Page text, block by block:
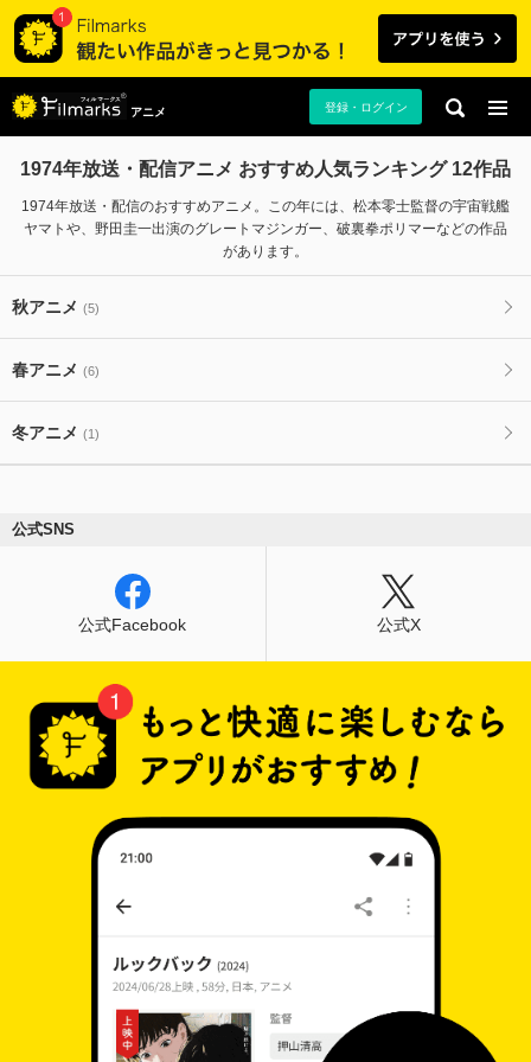
アニメ 登録・ログイン
1974年放送・配信アニメ おすすめ人気ランキング 12作品
1974年放送・配信のおすすめアニメ。この年には、松本零士監督の宇宙戦艦
ヤマトや、野田圭一出演のグレートマジンガー、破裏拳ポリマーなどの作品
があります。
秋アニメ (5)
春アニメ (6)
冬アニメ (1)
公式SNS
公式Facebook 公式X